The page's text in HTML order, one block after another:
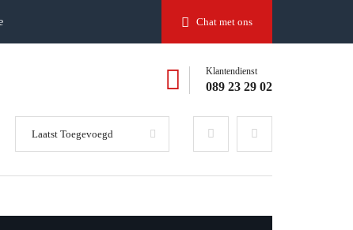
Chat met ons
Klantendienst
089 23 29 02
Laatst Toegevoegd